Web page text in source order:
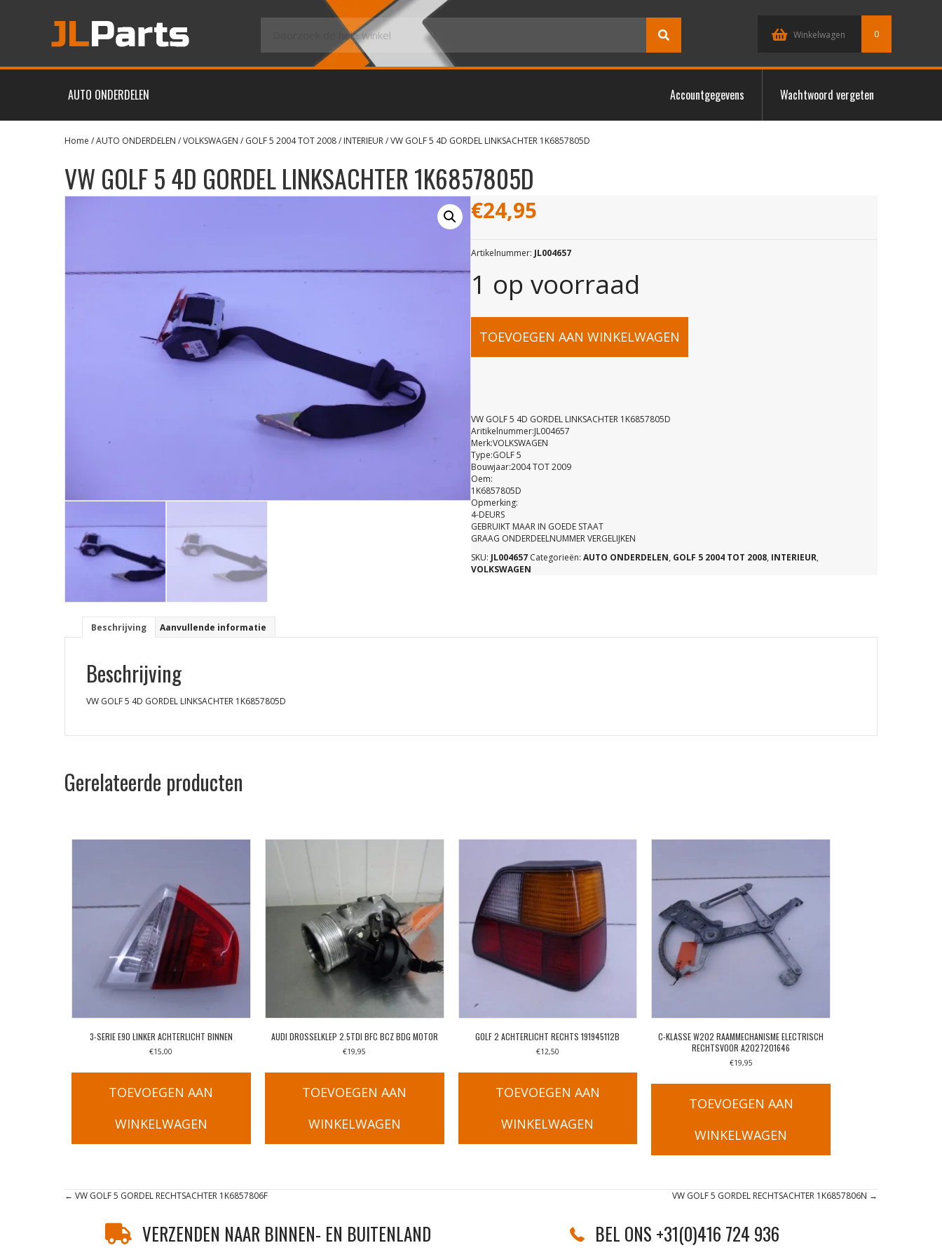
Winkelwagen 0
AUTO ONDERDELEN Accountgegevens Wachtwoord vergeten
Home /AUTO ONDERDELEN /VOLKSWAGEN / GOLF 5 2004 TOT 2008/ INTERIEUR/ VW GOLF 5 4D GORDEL LINKSACHTER 1K6857805D
VW GOLF 5 4D GORDEL LINKSACHTER 1K6857805D
€24,95
Artikelnummer: JL004657
1 op voorraad
VW
5
4D
GORDEL
LINKSACHTER
1K6857805D
TOEVOEGEN AAN WINKELWAGEN
VW GOLF 5 4D GORDEL LINKSACHTER 1K6857805D
Aritikelnummer:JL004657
Merk:VOLKSWAGEN
Type:GOLF 5
Bouwjaar:2004 TOT 2009
Oem:
1K6857805D
Opmerking:
4-DEURS
GEBRUIKT MAAR IN GOEDE STAAT
GRAAG ONDERDEELNUMMER VERGELIJKEN
SKU: JL004657 Categorieën: AUTO ONDERDELEN, GOLF 5 2004 TOT 2008, INTERIEUR,
VOLKSWAGEN
Beschrijving Aanvullende informatie
Beschrijving
VW GOLF 5 4D GORDEL LINKSACHTER 1K6857805D
Gerelateerde producten
3-SERIE E90 LINKER ACHTERLICHT BINNEN
€15,00
TOEVOEGEN AAN
WINKELWAGEN
AUDI DROSSELKLEP 2.5TDI BFC BCZ BDG MOTOR
€19,95
TOEVOEGEN AAN
WINKELWAGEN
GOLF 2 ACHTERLICHT RECHTS 191945112B
€12,50
TOEVOEGEN AAN
WINKELWAGEN
C-KLASSE W202 RAAMMECHANISME ELECTRISCH
RECHTSVOOR A2027201646
€19,95
TOEVOEGEN AAN
WINKELWAGEN
Posts
navigation
← VW GOLF 5 GORDEL RECHTSACHTER 1K6857806F VW GOLF 5 GORDEL RECHTSACHTER 1K6857806N →
VERZENDEN NAAR BINNEN- EN BUITENLAND BEL ONS +31(0)416 724 936